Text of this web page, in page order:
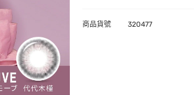
商品貨號 320477